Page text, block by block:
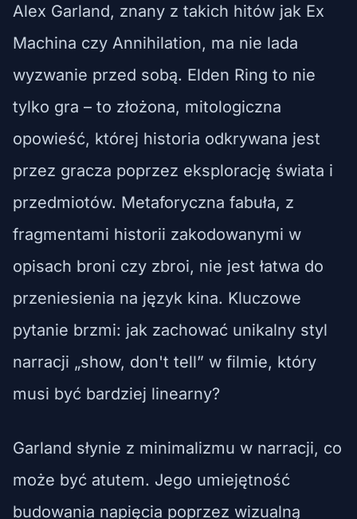
Alex Garland, znany z takich hitów jak Ex
Machina czy Annihilation, ma nie lada
wyzwanie przed sobą. Elden Ring to nie
tylko gra – to złożona, mitologiczna
opowieść, której historia odkrywana jest
przez gracza poprzez eksplorację świata i
przedmiotów. Metaforyczna fabuła, z
fragmentami historii zakodowanymi w
opisach broni czy zbroi, nie jest łatwa do
przeniesienia na język kina. Kluczowe
pytanie brzmi: jak zachować unikalny styl
narracji „show, don't tell” w filmie, który
musi być bardziej linearny?
Garland słynie z minimalizmu w narracji, co
może być atutem. Jego umiejętność
budowania napięcia poprzez wizualną